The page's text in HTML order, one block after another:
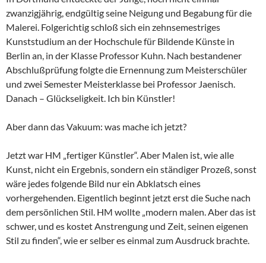
zwanzigjährig, endgültig seine Neigung und Begabung für die
Malerei. Folgerichtig schloß sich ein zehnsemestriges
Kunststudium an der Hochschule für Bildende Künste in
Berlin an, in der Klasse Professor Kuhn. Nach bestandener
Abschlußprüfung folgte die Ernennung zum Meisterschüler
und zwei Semester Meisterklasse bei Professor Jaenisch.
Danach – Glückseligkeit. Ich bin Künstler!
Aber dann das Vakuum: was mache ich jetzt?
Jetzt war HM „fertiger Künstler“. Aber Malen ist, wie alle
Kunst, nicht ein Ergebnis, sondern ein ständiger Prozeß, sonst
wäre jedes folgende Bild nur ein Abklatsch eines
vorhergehenden. Eigentlich beginnt jetzt erst die Suche nach
dem persönlichen Stil. HM wollte „modern malen. Aber das ist
schwer, und es kostet Anstrengung und Zeit, seinen eigenen
Stil zu finden“, wie er selber es einmal zum Ausdruck brachte.